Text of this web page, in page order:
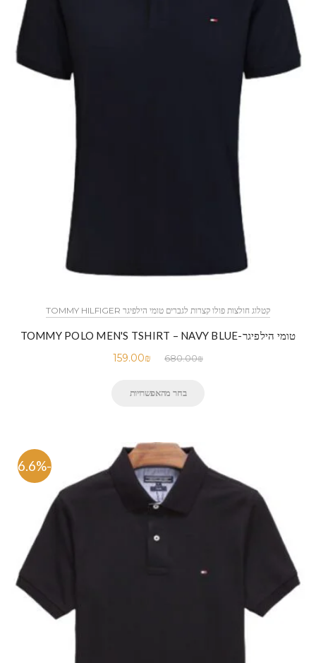
קטלוג חולצות פולו קצרות לגברים טומי הילפיגר TOMMY HILFIGER
טומי הילפיגר-TOMMY POLO MEN'S TSHIRT – NAVY BLUE
680.00₪
159.00₪
בחר מהאפשרויות
-76.6%